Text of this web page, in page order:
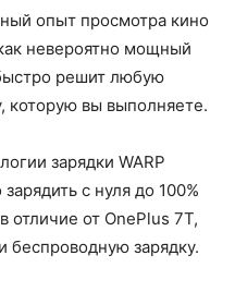
опыт просмотра кино
невероятно мощный
решит любую
которую вы выполняете.
зарядки WARP
с нуля до 100%
отличие от OnePlus 7T,
беспроводную зарядку.